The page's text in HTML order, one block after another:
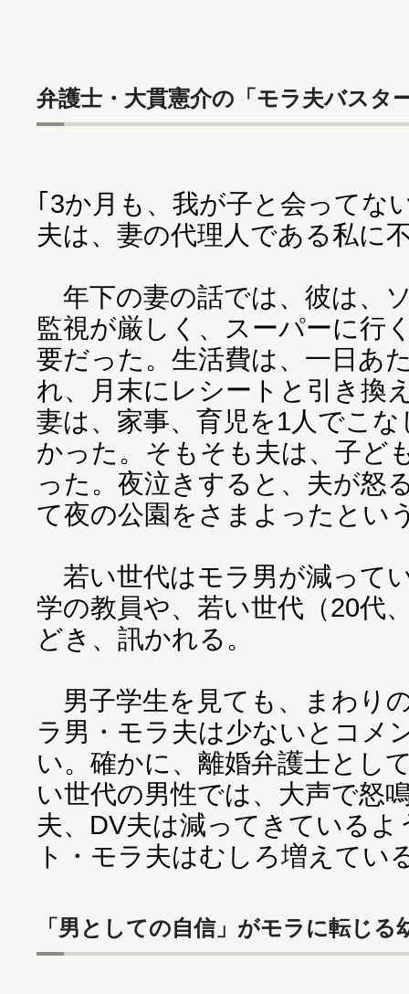
弁護士・大貫憲介の「モラ夫バスタ
｢3か月も、我が子と会ってな
夫は、妻の代理人である私に
年下の妻の話では、彼は、
監視が厳しく、スーパーに行
要だった。生活費は、一日あ
れ、月末にレシートと引き換
妻は、家事、育児を1人でこ
かった。そもそも夫は、子ど
った。夜泣きすると、夫が怒
て夜の公園をさまよったとい
若い世代はモラ男が減って
学の教員や、若い世代（20代
どき、訊かれる。
男子学生を見ても、まわり
ラ男・モラ夫は少ないとコメ
い。確かに、離婚弁護士とし
い世代の男性では、大声で怒
夫、DV夫は減ってきている
ト・モラ夫はむしろ増えてい
「男としての自信」がモラに転じる